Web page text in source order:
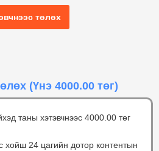
төлөх
(Үнэ 4000.00 төг)
таны хэтэвчнээс 4000.00 төг
хойш 24 цагийн дотор контентын